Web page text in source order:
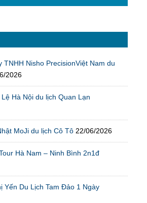
TNHH Nisho PrecisionViệt Nam du
2026
Hà Nội du lịch Quan Lạn
MoJi du lịch Cô Tô 22/06/2026
Hà Nam – Ninh Bình 2n1đ
Yến Du Lịch Tam Đảo 1 Ngày